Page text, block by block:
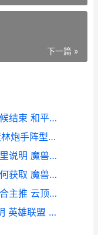
下一篇 »
与平精英大闹天宫活动主题啥子时候结束 和平精英齐天大圣模式下载
云顶之弈手机游戏S7幽影龙护卫麦林炮手阵型出装及运营方案主推 云顶之弈 手机端
《魔兽世界》新种族食人魔在哪里里说明 魔兽世界新服开服时间
《魔兽世界怀旧服》火焰节之冠如何获取 魔兽世界怀旧服制皮1-300攻略
《云顶之弈》炼金蛮族之王阵型组合主推 云顶之弈新版本阵容推荐炼狱
《lol》2025纳亚菲利重做详细说明 英雄联盟 纳尔